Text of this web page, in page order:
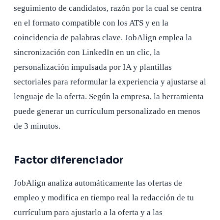
seguimiento de candidatos, razón por la cual se centra
en el formato compatible con los ATS y en la
coincidencia de palabras clave. JobAlign emplea la
sincronización con LinkedIn en un clic, la
personalización impulsada por IA y plantillas
sectoriales para reformular la experiencia y ajustarse al
lenguaje de la oferta. Según la empresa, la herramienta
puede generar un currículum personalizado en menos
de 3 minutos.
Factor diferenciador
JobAlign analiza automáticamente las ofertas de
empleo y modifica en tiempo real la redacción de tu
currículum para ajustarlo a la oferta y a las